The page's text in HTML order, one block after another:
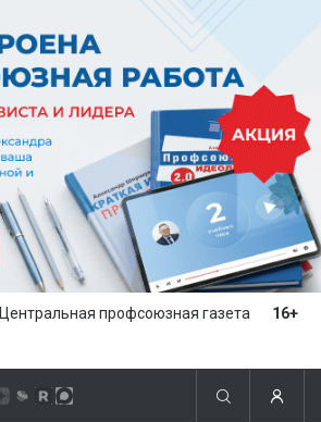
Центральная профсоюзная газета 16+